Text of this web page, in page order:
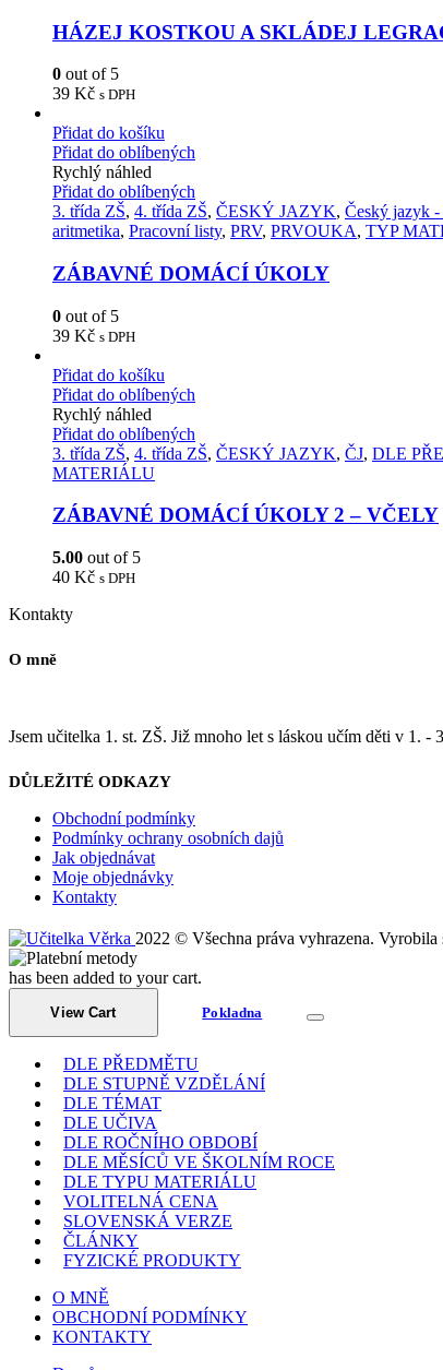
HÁZEJ KOSTKOU A SKLÁDEJ
0 out of 5
39 Kč s DPH
Přidat do košíku
Přidat do oblíbených
Rychlý náhled
Přidat do oblíbených
3. třída ZŠ, 4. třída ZŠ, ČESKÝ JAZYK, Český jazyk -
aritmetika, Pracovní listy, PRV, PRVOUKA, TYP
ZÁBAVNÉ DOMÁCÍ ÚKOLY
0 out of 5
39 Kč s DPH
Přidat do košíku
Přidat do oblíbených
Rychlý náhled
Přidat do oblíbených
3. třída ZŠ, 4. třída ZŠ, ČESKÝ JAZYK, ČJ, DLE
MATERIÁLU
ZÁBAVNÉ DOMÁCÍ ÚKOLY 2 – VČELY
5.00 out of 5
40 Kč s DPH
Kontakty
O mně
Jsem učitelka 1. st. ZŠ. Již mnoho let s láskou učím děti v 1.
DŮLEŽITÉ ODKAZY
Obchodní podmínky
Podmínky ochrany osobních dajů
Jak objednávat
Moje objednávky
Kontakty
2022 © Všechna práva vyhrazena. Vyrobila
has been added to your cart.
View Cart Pokladna
DLE PŘEDMĚTU
DLE STUPNĚ VZDĚLÁNÍ
DLE TÉMAT
DLE UČIVA
DLE ROČNÍHO OBDOBÍ
DLE MĚSÍCŮ VE ŠKOLNÍM ROCE
DLE TYPU MATERIÁLU
VOLITELNÁ CENA
SLOVENSKÁ VERZE
ČLÁNKY
FYZICKÉ PRODUKTY
O MNĚ
OBCHODNÍ PODMÍNKY
KONTAKTY